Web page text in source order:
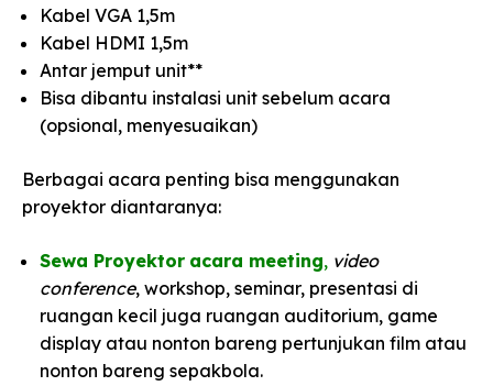
Kabel VGA 1,5m
Kabel HDMI 1,5m
Antar jemput unit**
Bisa dibantu instalasi unit sebelum acara
(opsional, menyesuaikan)
Berbagai acara penting bisa menggunakan
proyektor diantaranya:
Sewa Proyektor acara meeting, video
conference, workshop, seminar, presentasi di
ruangan kecil juga ruangan auditorium, game
display atau nonton bareng pertunjukan film atau
nonton bareng sepakbola.